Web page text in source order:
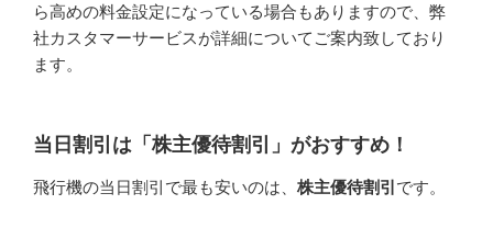
ら高めの料金設定になっている場合もありますので、弊
社カスタマーサービスが詳細についてご案内致しており
ます。
当日割引は「株主優待割引」がおすすめ！
飛行機の当日割引で最も安いのは、 株主優待割引 です。